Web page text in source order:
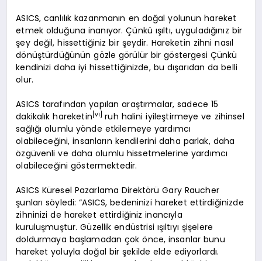
ASICS, canlılık kazanmanın en doğal yolunun hareket
etmek olduğuna inanıyor. Çünkü ışıltı, uyguladığınız bir
şey değil, hissettiğiniz bir şeydir. Hareketin zihni nasıl
dönüştürdüğünün gözle görülür bir göstergesi Çünkü
kendinizi daha iyi hissettiğinizde, bu dışarıdan da belli
olur.
ASICS tarafından yapılan araştırmalar, sadece 15
dakikalık hareketin [vi]ruh halini iyileştirmeye ve zihinsel
sağlığı olumlu yönde etkilemeye yardımcı
olabileceğini, insanların kendilerini daha parlak, daha
özgüvenli ve daha olumlu hissetmelerine yardımcı
olabileceğini göstermektedir.
ASICS Küresel Pazarlama Direktörü Gary Raucher
şunları söyledi: “ASICS, bedeninizi hareket ettirdiğinizde
zihninizi de hareket ettirdiğiniz inancıyla
kuruluşmuştur. Güzellik endüstrisi ışıltıyı şişelere
doldurmaya başlamadan çok önce, insanlar bunu
hareket yoluyla doğal bir şekilde elde ediyorlardı.